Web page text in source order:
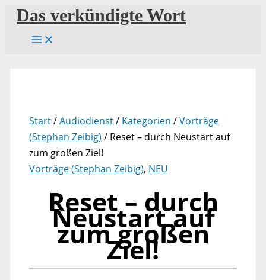
Zum
Inhalt
springen
Das verkündigte Wort
Start/Audiodienst/ Kategorien /Vorträge
(Stephan Zeibig) / Reset – durch Neustart auf
zum großen Ziel!
Vorträge (Stephan Zeibig), NEU
Reset – durch
Neustart auf
zum großen
Ziel!